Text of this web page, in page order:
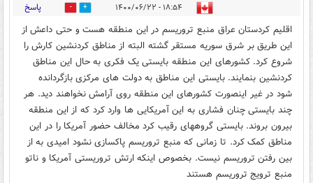
۱۸:۵۴ - ۱۴۰۰/۰۶/۲۲ 0 پاسخ
اقلیم کردستان عراق منبع تروریسم در این منطقه هست و حتی داعش از
این طریق بر شرق سوریه مستقر گشته البته از مناطق کردنشین کارش را
شروع کرد. کشورهای این منطقه بایستی یک فکری به حال این مناطق
کردنشین بنمایند. بایستی این مناطق به دولت های مرکزی بازگردانده
شود در غیر اینصورت کشورهای این منطقه روی آرامش نخواهند دید. هر
چند بایستی چنان فشاری به این آمریکایی ها وارد کرد که از این منطقه
بیرون بروند. بایستی گروههای رقیب کرد مخالف حضور آمریکا را در این
مناطق کمک کرد. تا زمانی که منبع تروریسم پاکسازی نشود امیدی به از
بین رفتن تروریسم نیست. بخصوص اینکه ارتش تروریستی آمریکا و ناتو
منبع ترویج تروریسم هستند